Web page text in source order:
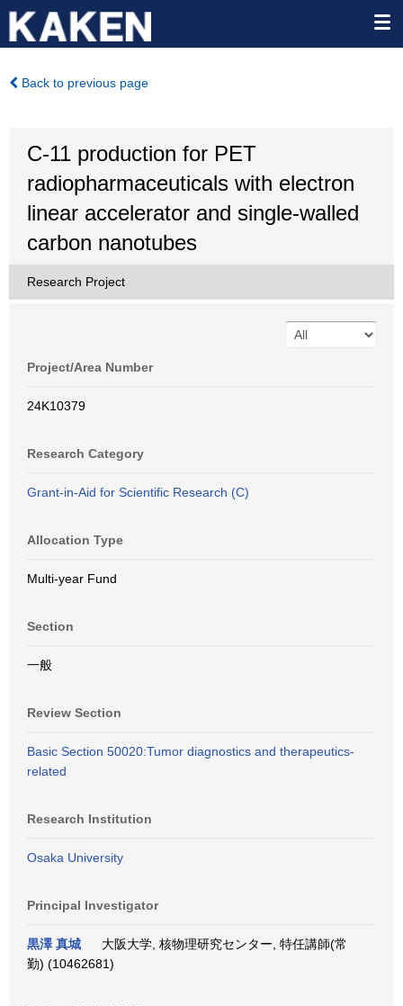
Back to previous page
C-11 production for PET
radiopharmaceuticals with electron
linear accelerator and single-walled
carbon nanotubes
Research Project
Project/Area Number
24K10379
Research Category
Grant-in-Aid for Scientific Research (C)
Allocation Type
Multi-year Fund
Section
一般
Review Section
Basic Section 50020:Tumor diagnostics and therapeutics-
related
Research Institution
Osaka University
Principal Investigator
黒澤 真城
大阪大学, 核物理研究センター, 特任講師(常
勤) (10462681)